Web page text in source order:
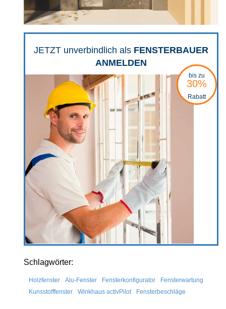
JETZT unverbindlich als FENSTERBAUER
ANMELDEN
bis zu
30%
Rabatt
Schlagwörter:
Holzfenster Alu-Fenster Fensterkonfigurator
Fensterwartung
Kunsstofffenster
Winkhaus activPilot Fensterbeschläge